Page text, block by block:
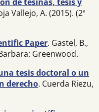
Vallejo, A. (2015). (2ª
Paper. Gastel, B.,
Greenwood.
tesis doctoral o un
derecho. Cuerda Riezu,